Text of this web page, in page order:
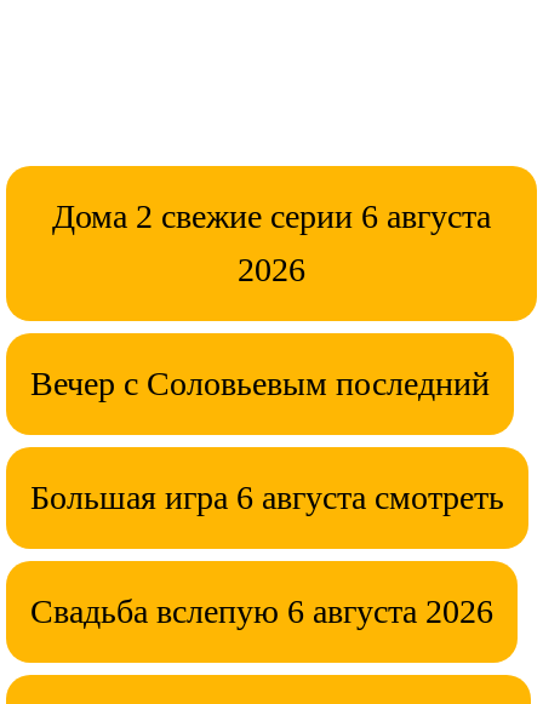
Дома 2 свежие серии 6 августа
2026
Вечер с Соловьевым последний
Большая игра 6 августа смотреть
Свадьба вслепую 6 августа 2026